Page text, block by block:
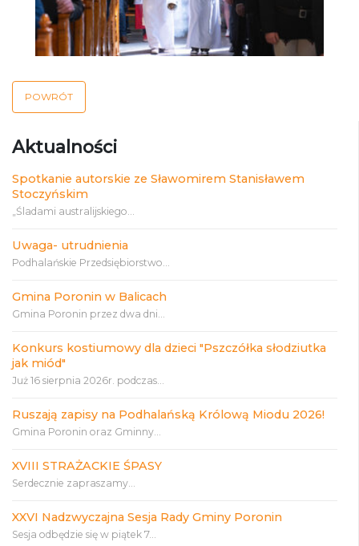
Aktualności
Spotkanie autorskie ze Sławomirem Stanisławem
Stoczyńskim
„Śladami australijskiego...
Uwaga- utrudnienia
Podhalańskie Przedsiębiorstwo...
Gmina Poronin w Balicach
Gmina Poronin przez dwa dni...
Konkurs kostiumowy dla dzieci "Pszczółka słodziutka
jak miód"
Już 16 sierpnia 2026r. podczas...
Ruszają zapisy na Podhalańską Królową Miodu 2026!
Gmina Poronin oraz Gminny...
XVIII STRAŻACKIE ŚPASY
Serdecznie zapraszamy...
XXVI Nadzwyczajna Sesja Rady Gminy Poronin
Sesja odbędzie się w piątek 7...
POWRÓT